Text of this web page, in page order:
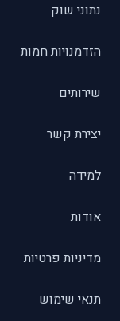
נתוני שוק
הזדמנויות חמות
שירותים
יצירת קשר
למידה
אודות
מדיניות פרטיות
תנאי שימוש